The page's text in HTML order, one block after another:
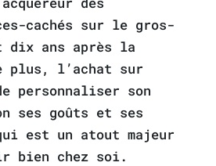
cachés sur le gros-
dix ans après la
plus, l’achat sur
personnaliser son
ses goûts et ses
est un atout majeur
bien chez soi.